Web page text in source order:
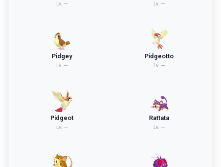
Lv. — Lv. —
Pidgey
Lv. —
Pidgeotto
Lv. —
Pidgeot
Lv. —
Rattata
Lv. —